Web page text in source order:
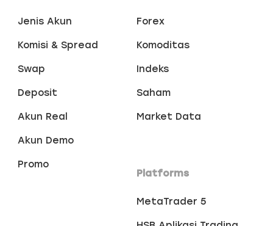
Jenis Akun
Komisi & Spread
Swap
Deposit
Akun Real
Akun Demo
Promo
Forex
Komoditas
Indeks
Saham
Market Data
Platforms
MetaTrader 5